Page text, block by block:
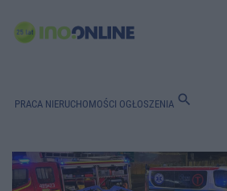
PRACA NIERUCHOMOŚCI OGŁOSZENIA search